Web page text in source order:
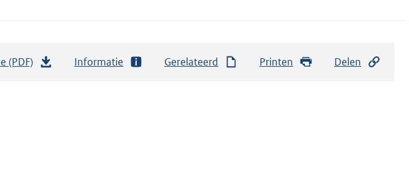
(PDF) Informatie Gerelateerd Printen Delen